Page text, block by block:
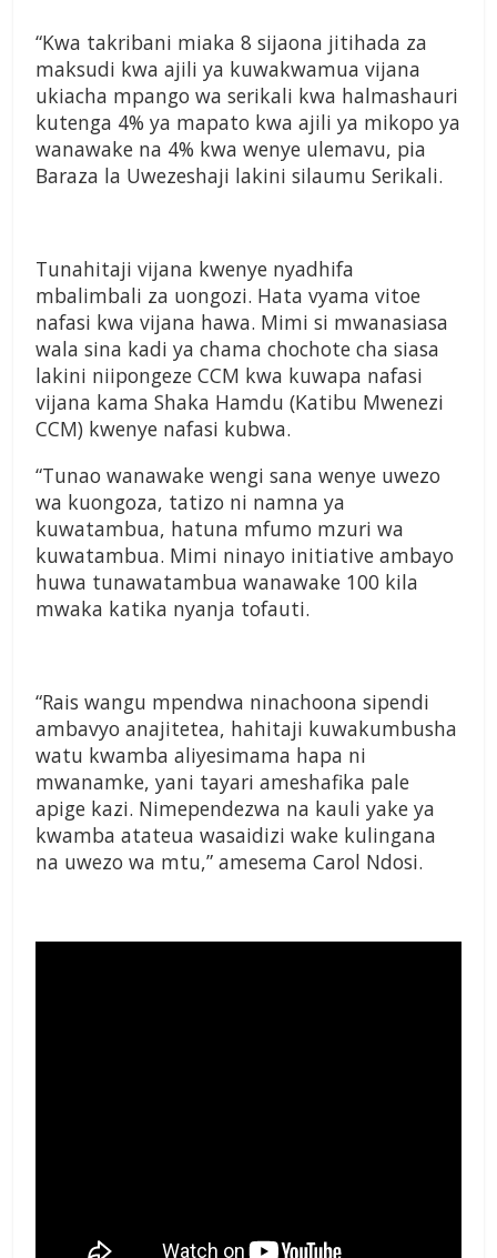
“Kwa takribani miaka 8 sijaona jitihada za
maksudi kwa ajili ya kuwakwamua vijana
ukiacha mpango wa serikali kwa halmashauri
kutenga 4% ya mapato kwa ajili ya mikopo ya
wanawake na 4% kwa wenye ulemavu, pia
Baraza la Uwezeshaji lakini silaumu Serikali.
Tunahitaji vijana kwenye nyadhifa
mbalimbali za uongozi. Hata vyama vitoe
nafasi kwa vijana hawa. Mimi si mwanasiasa
wala sina kadi ya chama chochote cha siasa
lakini niipongeze CCM kwa kuwapa nafasi
vijana kama Shaka Hamdu (Katibu Mwenezi
CCM) kwenye nafasi kubwa.
“Tunao wanawake wengi sana wenye uwezo
wa kuongoza, tatizo ni namna ya
kuwatambua, hatuna mfumo mzuri wa
kuwatambua. Mimi ninayo initiative ambayo
huwa tunawatambua wanawake 100 kila
mwaka katika nyanja tofauti.
“Rais wangu mpendwa ninachoona sipendi
ambavyo anajitetea, hahitaji kuwakumbusha
watu kwamba aliyesimama hapa ni
mwanamke, yani tayari ameshafika pale
apige kazi. Nimependezwa na kauli yake ya
kwamba atateua wasaidizi wake kulingana
na uwezo wa mtu,” amesema Carol Ndosi.